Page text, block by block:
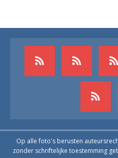
Op alle foto's berusten
zonder schriftelijke toestemming